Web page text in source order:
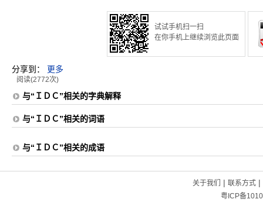
试试手机扫一扫
在你手机上继续浏览此页面
分享到： 更多
阅读(2772次)
与“ＩＤＣ”相关的字典解释
与“ＩＤＣ”相关的词语
与“ＩＤＣ”相关的成语
关于我们 | 联系方式|
粤ICP备